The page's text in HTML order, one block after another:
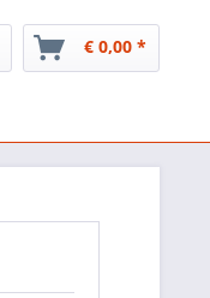
€ 0,00 *